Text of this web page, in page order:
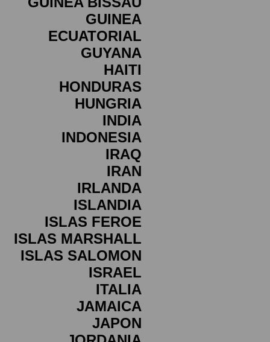
GUINEA
ECUATORIAL
GUYANA
HAITI
HONDURAS
HUNGRIA
INDIA
INDONESIA
IRAQ
IRAN
IRLANDA
ISLANDIA
ISLAS FEROE
ISLAS MARSHALL
ISLAS SALOMON
ISRAEL
ITALIA
JAMAICA
JAPON